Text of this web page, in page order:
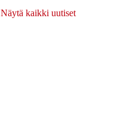
Näytä kaikki uutiset